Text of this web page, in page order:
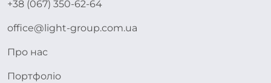
+38 (067) 350-62-64
office@light-group.com.ua
Про нас
Портфоліо